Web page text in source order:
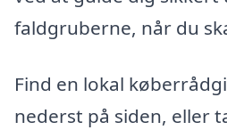
faldgruberne, når du
Find en lokal
nederst på siden, eller